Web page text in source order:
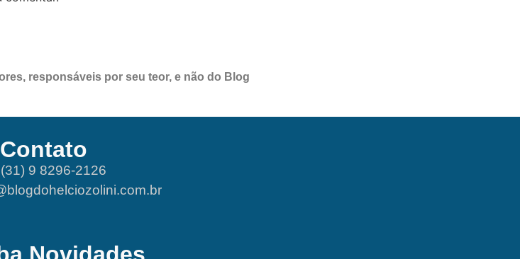
responsáveis por seu teor, e não do Blog
Contato
(31) 9 8296-2126